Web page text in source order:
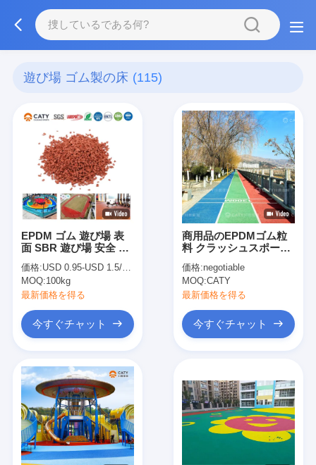
遊び場 ゴム製の床 (115)
EPDM ゴム 遊び場 表
面 SBR 遊び場 安全 床
価格:USD 0.95-USD 1.5/KG
MOQ:100kg
最新価格を得る
今すぐチャット
商用品のEPDMゴム粒
料 クラッシュスポーツ
び場
価格:negotiable
MOQ:CATY
最新価格を得る
今すぐチャット